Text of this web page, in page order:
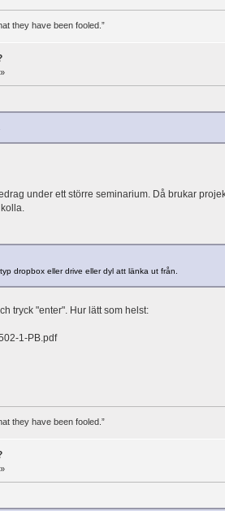
they have been fooled.”
under ett större seminarium. Då brukar
dropbox eller drive eller dyl att länka ut från.
tryck "enter". Hur lätt som helst:
1-PB.pdf
they have been fooled.”